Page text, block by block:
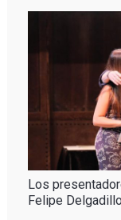
Los
Felipe